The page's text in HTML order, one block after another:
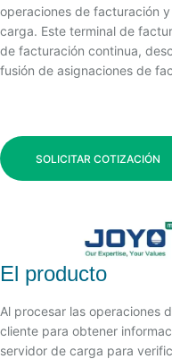
operaciones de facturación
carga. Este terminal de
de facturación continua,
fusión de asignaciones de
SOLICITAR COTIZACIÓN
El producto
Al procesar las operaciones
cliente para obtener
servidor de carga para